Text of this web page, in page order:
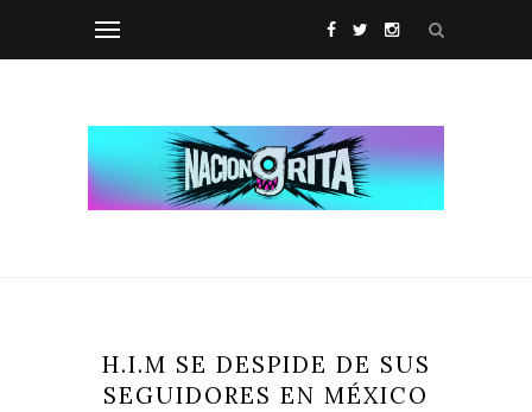
H.I.M SE DESPIDE DE SUS
SEGUIDORES EN MÉXICO